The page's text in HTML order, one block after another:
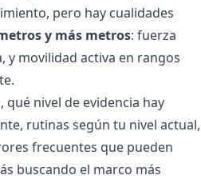
pero hay cualidades
y más metros: fuerza
y movilidad activa en rangos
qué nivel de evidencia hay
rutinas según tu nivel actual,
frecuentes que pueden
buscando el marco más